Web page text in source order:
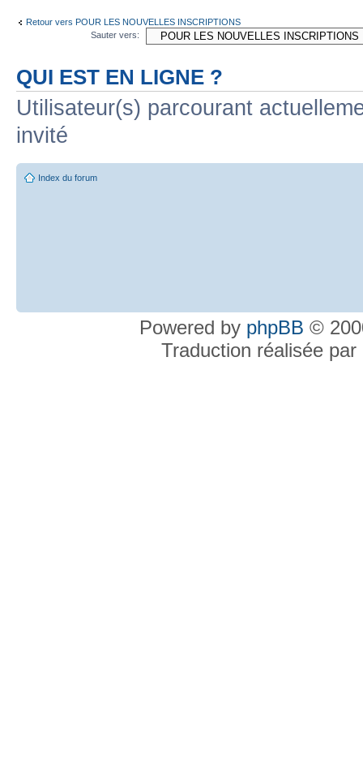
Retour vers POUR LES NOUVELLES INSCRIPTIONS
Sauter vers:
QUI EST EN LIGNE ?
Utilisateur(s) parcourant
invité
Index du forum
Powered by phpBB ©
Traduction réalisée par